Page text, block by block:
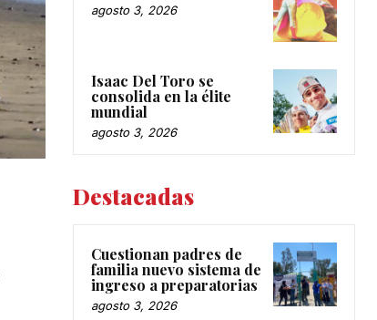
agosto 3, 2026
Isaac Del Toro se
consolida en la élite
mundial
agosto 3, 2026
Destacadas
Cuestionan padres de
familia nuevo sistema de
ingreso a preparatorias
agosto 3, 2026